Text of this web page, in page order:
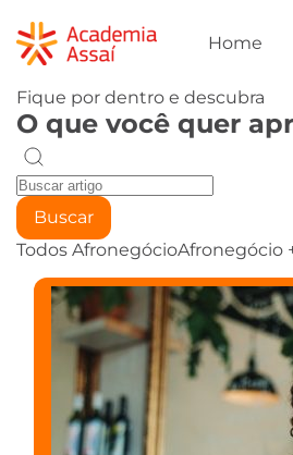
Home
Fique por dentro e descubra
O que você quer
Buscar
Todos AfronegócioAfronegócio